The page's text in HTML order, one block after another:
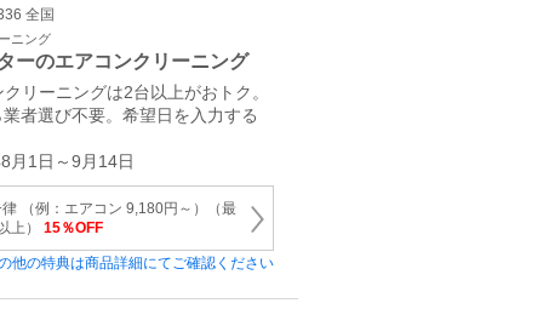
全国
ニング
ーのエアコンクリーニング
リーニングは2台以上がおトク。
者選び不要。希望日を入力する
月1日～9月14日
（例：エアコン 9,180円～）（最
上） 15％OFF
他の特典は商品詳細にてご確認ください